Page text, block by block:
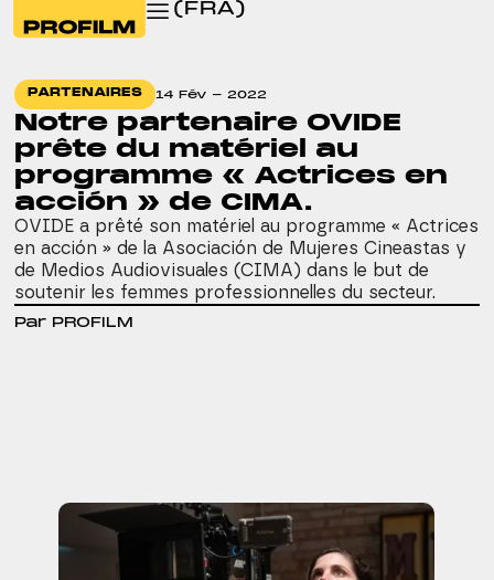
(FRA)
PARTENAIRES 14 Fév - 2022
Notre partenaire OVIDE
prête du matériel au
programme « Actrices en
acción » de CIMA.
OVIDE a prêté son matériel au programme « Actrices
en acción » de la Asociación de Mujeres Cineastas y
de Medios Audiovisuales (CIMA) dans le but de
soutenir les femmes professionnelles du secteur.
Par PROFILM